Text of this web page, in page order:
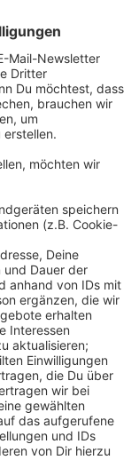
weist nun
sei Geld
mit
Materialien
nennt er
Grenzen".
0000 0099